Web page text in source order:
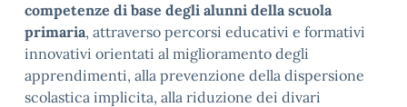
competenze di base degli alunni della scuola
primaria, attraverso percorsi educativi e formativi
innovativi orientati al miglioramento degli
apprendimenti, alla prevenzione della dispersione
scolastica implicita, alla riduzione dei divari